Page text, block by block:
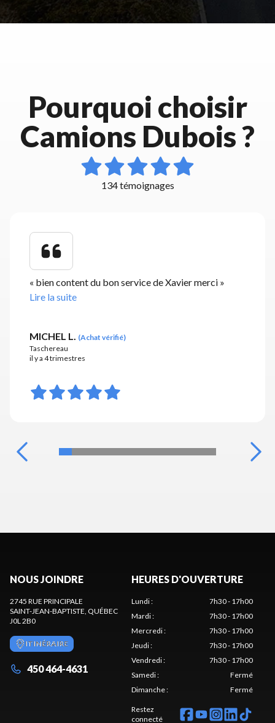
Pourquoi choisir
Camions Dubois ?
134 témoignages
« bien content du bon service de Xavier merci »
Lire la suite
MICHEL L. (Achat vérifié)
Taschereau
il y a 4 trimestres
NOUS JOINDRE
2745 RUE PRINCIPALE
SAINT-JEAN-BAPTISTE , QUÉBEC
J0L 2B0
ITINÉRAIRE
450 464-4631
HEURES D'OUVERTURE
Lundi:
7h30 - 17h00
Mardi:
7h30 - 17h00
Mercredi:
7h30 - 17h00
Jeudi:
7h30 - 17h00
Vendredi:
7h30 - 17h00
Samedi:
Fermé
Dimanche: Fermé
Restez
connecté